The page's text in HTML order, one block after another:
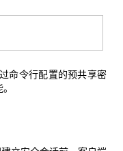
命令行配置的预共享密